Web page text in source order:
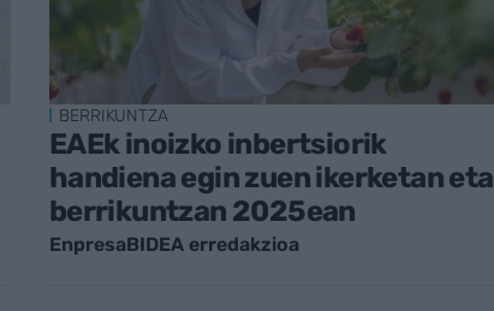
BERRIKUNTZA
EAEk inoizko inbertsiorik
handiena egin zuen ikerketan eta
berrikuntzan 2025ean
EnpresaBIDEA erredakzioa